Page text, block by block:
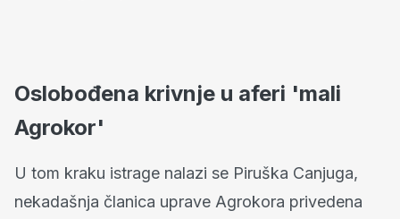
Oslobođena krivnje u aferi 'mali
Agrokor'
U tom kraku istrage nalazi se Piruška Canjuga,
nekadašnja članica uprave Agrokora privedena